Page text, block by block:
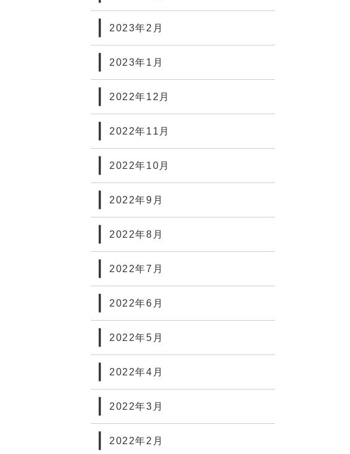
2023年2月
2023年1月
2022年12月
2022年11月
2022年10月
2022年9月
2022年8月
2022年7月
2022年6月
2022年5月
2022年4月
2022年3月
2022年2月